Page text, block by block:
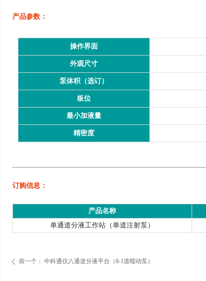
产品参数：
操作界面
外观尺寸
泵体积（选订）
板位
最小加液量
精密度
订购信息：
产品名称
单通道分液工作站（单道注射泵）
ꄴ 前一个： 中科通仪八通道分液平台（8-1道蠕动泵）